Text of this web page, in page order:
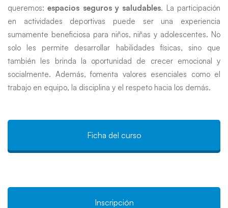
desde
el
deporte
queremos:espacios seguros y saludables. La participación
en actividades deportivas puede ser una experiencia
sumamente beneficiosa para niños, niñas y adolescentes. No
solo les permite desarrollar habilidades físicas, sino que
también les brinda la oportunidad de crecer emocional y
socialmente. Además, fomenta valores esenciales como el
trabajo en equipo, la disciplina y el respeto hacia los demás.
Ficha del curso
Inscripción